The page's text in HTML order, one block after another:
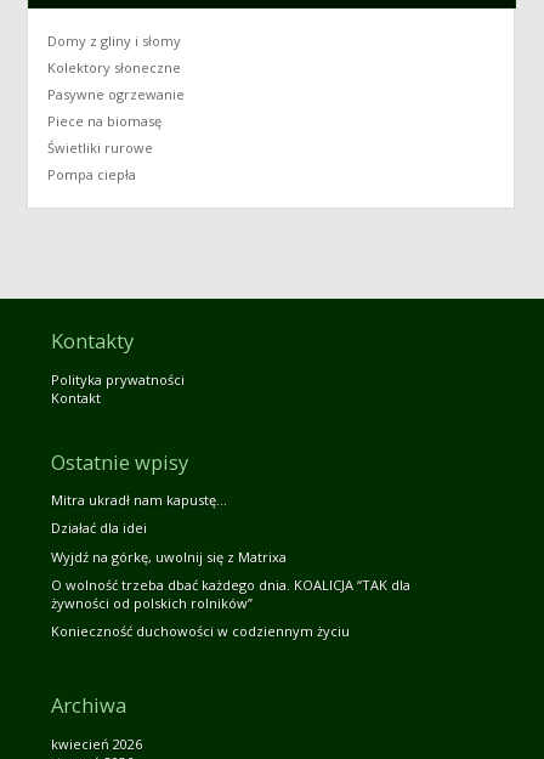
Domy z gliny i słomy
Kolektory słoneczne
Pasywne ogrzewanie
Piece na biomasę
Świetliki rurowe
Pompa ciepła
Kontakty
Polityka prywatności
Kontakt
Ostatnie wpisy
Mitra ukradł nam kapustę…
Działać dla idei
Wyjdź na górkę, uwolnij się z Matrixa
O wolność trzeba dbać każdego dnia. KOALICJA “TAK dla
żywności od polskich rolników”
Konieczność duchowości w codziennym życiu
Archiwa
kwiecień 2026